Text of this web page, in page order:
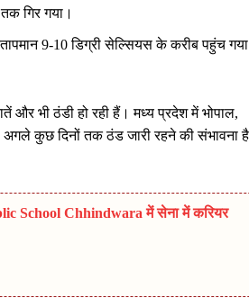
गिर गया।
9-10 डिग्री सेल्सियस के करीब पहुंच गया
और भी ठंडी हो रही हैं। मध्य प्रदेश में भोपाल,
कुछ दिनों तक ठंड जारी रहने की संभावना
School Chhindwara में सेना में करियर